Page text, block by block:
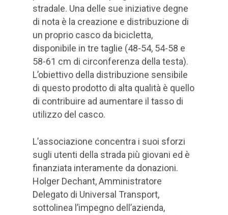
stradale. Una delle sue iniziative degne
di nota è la creazione e distribuzione di
un proprio casco da bicicletta,
disponibile in tre taglie (48-54, 54-58 e
58-61 cm di circonferenza della testa).
L’obiettivo della distribuzione sensibile
di questo prodotto di alta qualità è quello
di contribuire ad aumentare il tasso di
utilizzo del casco.
L’associazione concentra i suoi sforzi
sugli utenti della strada più giovani ed è
finanziata interamente da donazioni.
Holger Dechant, Amministratore
Delegato di Universal Transport,
sottolinea l’impegno dell’azienda,